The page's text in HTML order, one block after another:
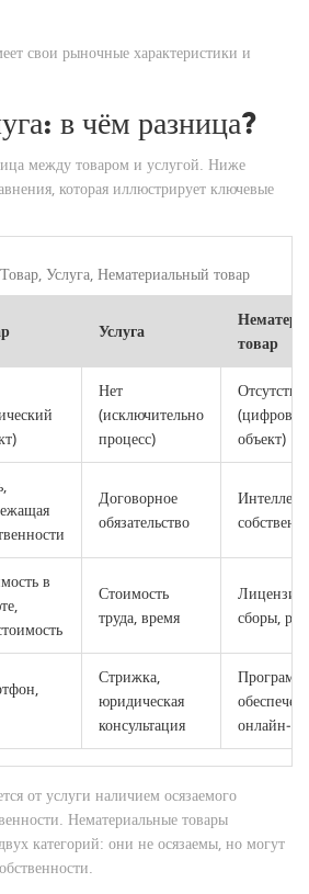
свои рыночные характеристики и
в чём разница?
между товаром и услугой. Ниже
которая иллюстрирует ключевые
Услуга, Нематериальный товар
Услуга
товар
Нет
(исключительно
процесс)
(цифровой
объект)
Договорное
обязательство
в
Стоимость
труда, время
сборы,
Стрижка,
юридическая
консультация
от услуги наличием осязаемого
Нематериальные товары
категорий: они не осязаемы, но могут